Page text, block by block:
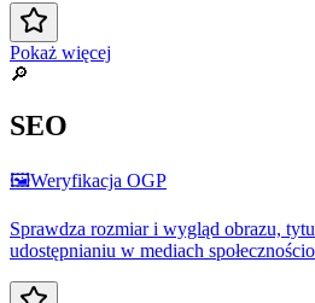
Pokaż więcej
🔎
SEO
🖼️Weryfikacja OGP
Sprawdza rozmiar i wygląd obrazu,
udostępnianiu w mediach